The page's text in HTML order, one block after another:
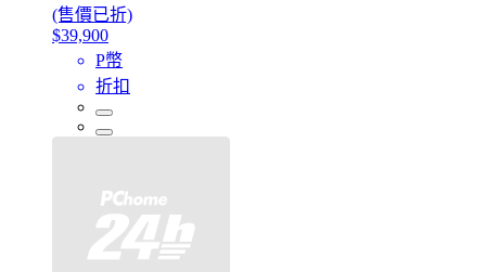
(售價已折)
$39,900
P幣
折扣